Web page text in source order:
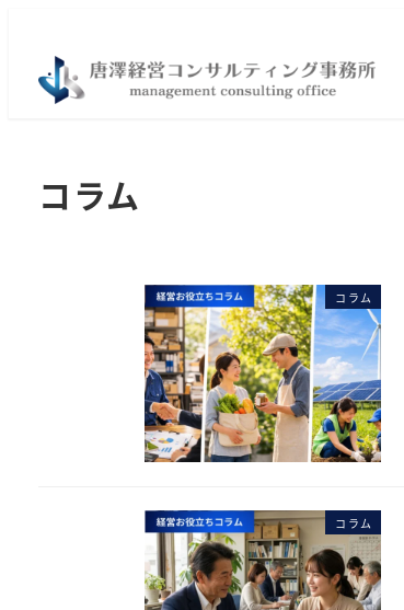
コラム
コラム
コラム